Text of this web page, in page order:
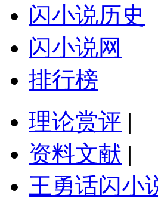
闪小说历史
闪小说网
排行榜
理论赏评 |
资料文献 |
王勇话闪小